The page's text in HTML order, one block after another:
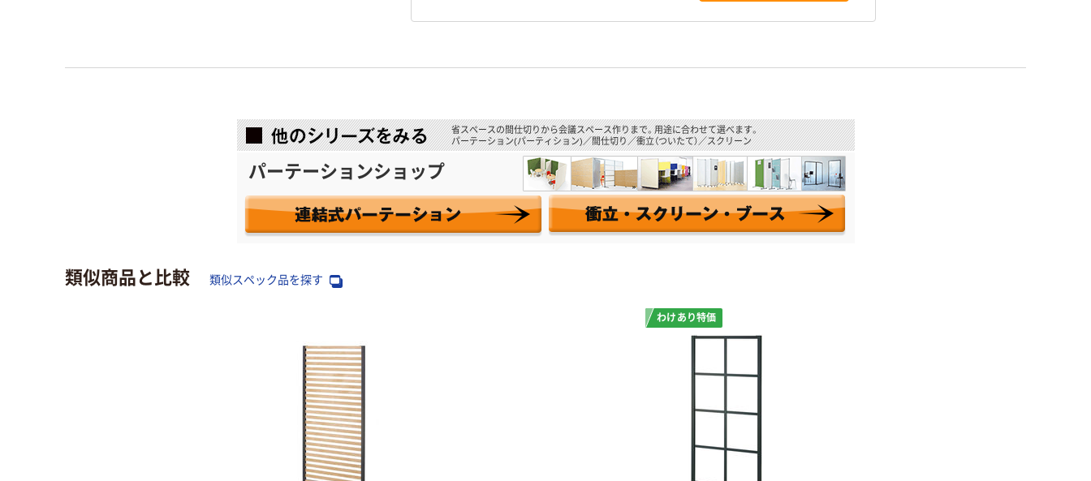
省スペースの間仕切りから会議スペース作りまで。用途に合わせて選べます。
パーテーション(パーティション)／間仕切り／衝立（ついたて）／スクリーン
パーテーションショップ
類似商品と比較 類似スペック品を探す
わけあり特価